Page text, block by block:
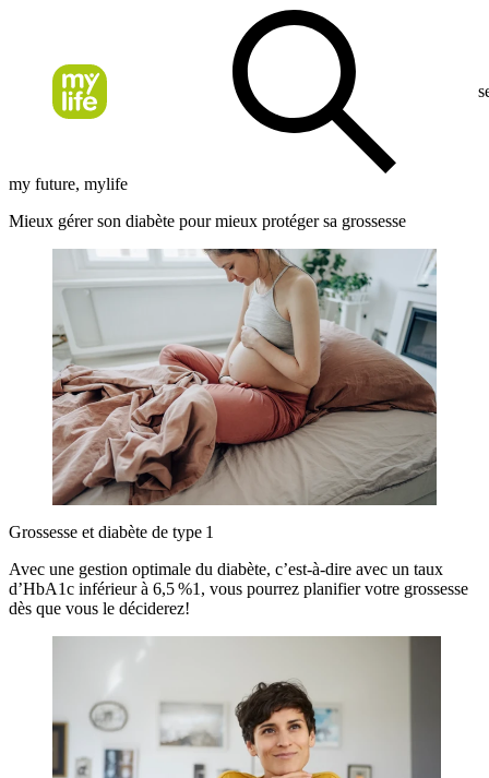
my future, mylife
Mieux gérer son diabète pour mieux protéger sa grossesse
Grossesse et diabète de type 1
Avec une gestion optimale du diabète, c’est-à-dire avec un taux
d’HbA1c inférieur à 6,5 %1, vous pourrez planifier votre grossesse
dès que vous le déciderez!